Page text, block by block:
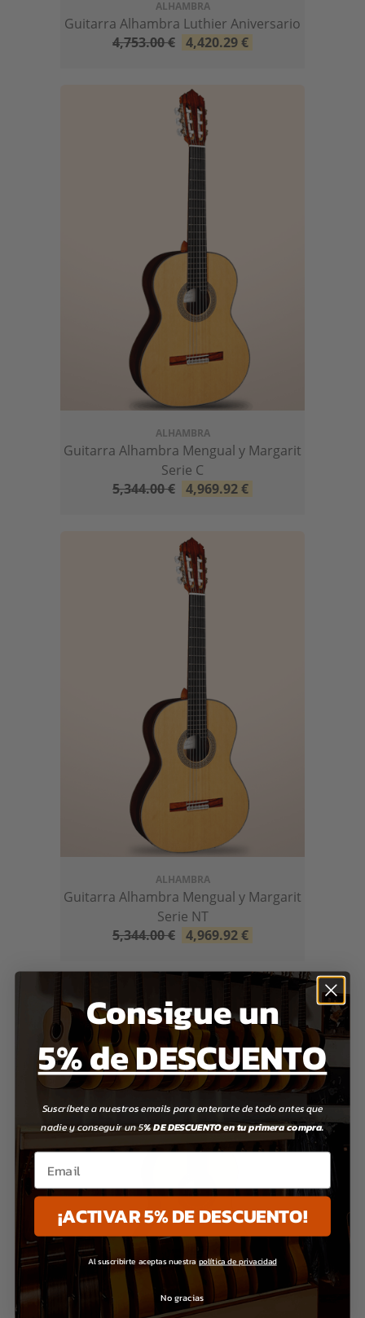
ALHAMBRA
Guitarra Alhambra Luthier Aniversario
4,753.00€ 4,420.29€
ALHAMBRA
Guitarra Alhambra Mengual y Margarit
Serie C
5,344.00€ 4,969.92€
ALHAMBRA
Guitarra Alhambra Mengual y Margarit
Serie NT
5,344.00€ 4,969.92€
Consigue un
5% de DESCUENTO
Suscríbete a nuestros emails para enterarte de todo antes que
nadie y conseguir un 5% DE DESCUENTO en tu primera compra.
Email
¡ACTIVAR 5% DE DESCUENTO!
Al suscribirte aceptas nuestrapolítica de privacidad
No gracias